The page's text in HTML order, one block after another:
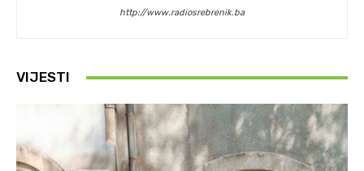
http://www.radiosrebrenik.ba
VIJESTI